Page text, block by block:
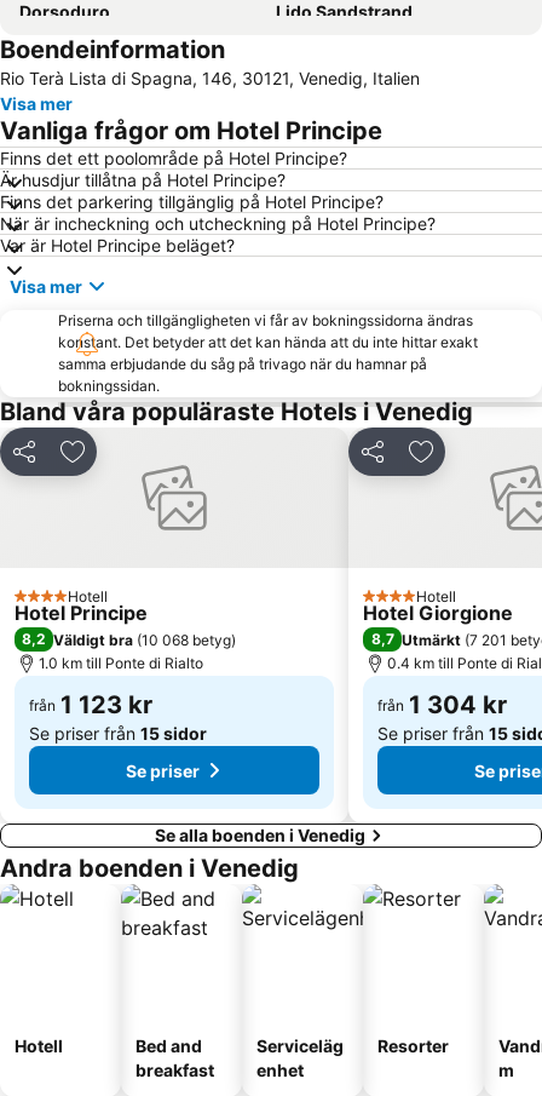
Dorsoduro
Lido Sandstrand
Lido Jesolo
Markusplatsen
Marghera Kommun
Padova Central Station
Terminal di Piazzale Roma
Venedigs Lagun
Canale Grande
Santa Croce
Duna Verde
Padova Vintage Festival
Duna Verde
Sottomarina
Riviera
Cavallino Treporti Lido
Treviso Flygplats
Carnevale di Venezia
Terme Euganee
Porto Santa Margherita
San Polo
Hamnen i Venedig
La Biennale di Venezia
San Lazzaro degli Armeni
Suckarnas Bro
Sestiere Castello
Arsenalen i Venedig
Rosolina Mare
the moon in the well
Gallerie dell' Accademia
Palazzo Barbarigo Minotto
Basilica di Santa Maria della Salute
Dogepalatset
Isola di Murano
Porto Marghera
Boendeinformation
Rio Terà Lista di Spagna, 146, 30121, Venedig, Italien
Visa mer
Vanliga frågor om Hotel Principe
Finns det ett poolområde på Hotel Principe?
Är husdjur tillåtna på Hotel Principe?
Finns det parkering tillgänglig på Hotel Principe?
När är incheckning och utcheckning på Hotel Principe?
Var är Hotel Principe beläget?
Visa mer
Priserna och tillgängligheten vi får av bokningssidorna ändras
konstant. Det betyder att det kan hända att du inte hittar exakt
samma erbjudande du såg på trivago när du hamnar på
bokningssidan.
Bland våra populäraste Hotels i Venedig
Dela Lägg till i Mina Favoriter
4 Stjärnor
Hotell
Hotel Principe
8,2 Väldigt bra (10 068 betyg)
1.0 km till Ponte di Rialto
från 1 123 kr
Se priser från 15 sidor
Se priser
Dela Lägg till i
4 Stjärnor
Hotell
Hotel Giorgione
8,7 Utmärkt (7 201
0.4 km till Ponte di
från 1 304 kr
Se priser från 15
Se
Se alla boenden i Venedig
Andra boenden i Venedig
Hotell
Bed and
breakfast
Serviceläg
enhet
Resorter
m